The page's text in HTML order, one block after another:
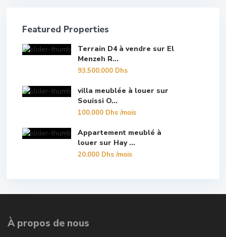
Featured Properties
Terrain D4 à vendre sur El
Menzeh R...
93.500.000 Dhs
villa meublée à louer sur
Souissi O...
100.000 Dhs/mois
Appartement meublé à
louer sur Hay ...
20.000 Dhs/mois
À propos de nous